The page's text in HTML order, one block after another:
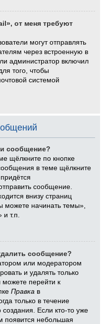
от меня требуют
могут отправлять
через встроенную в
администратор включил
того, чтобы
системой
сообщение?
щёлкните по кнопке
в теме щёлкните
сообщение.
внизу страниц
начинать темы»,
и т.п.
сообщение?
или модератором
и удалять только
перейти к
Правка в
только в течение
Если кто-то уже
появится небольшая